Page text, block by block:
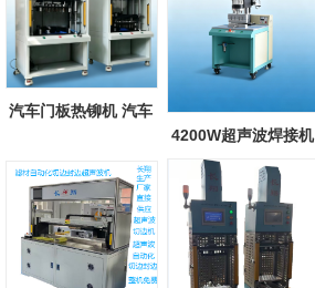
汽车门板热铆机 汽车
4200W超声波焊接机
长翔大功率超...